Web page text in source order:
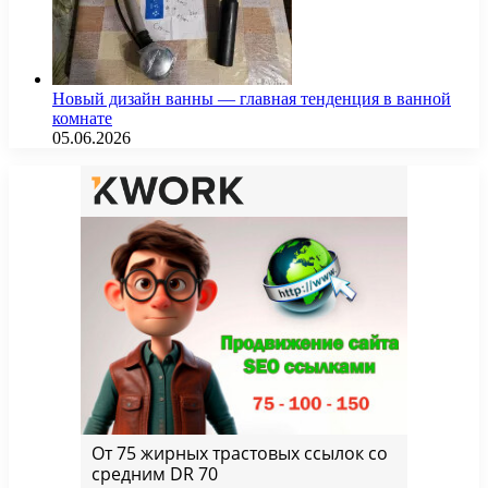
Новый дизайн ванны — главная тенденция в ванной
комнате
05.06.2026